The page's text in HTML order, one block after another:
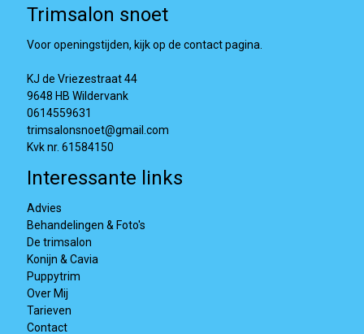
Trimsalon snoet
Voor openingstijden, kijk op de contact pagina.
KJ de Vriezestraat 44
9648 HB Wildervank
0614559631
trimsalonsnoet@gmail.com
Kvk nr. 61584150
Interessante links
Advies
Behandelingen & Foto's
De trimsalon
Konijn & Cavia
Puppytrim
Over Mij
Tarieven
Contact